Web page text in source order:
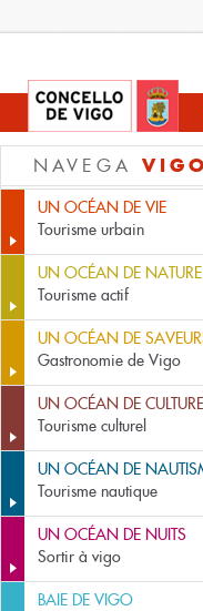
NAVEGA VIGO
UN OCÉAN DE VIE
Tourisme urbain
UN OCÉAN DE NATURE
Tourisme actif
UN OCÉAN DE
Gastronomie de Vigo
UN OCÉAN DE CULTURE
Tourisme culturel
UN OCÉAN DE
Tourisme nautique
UN OCÉAN DE NUITS
Sortir à vigo
BAIE DE VIGO